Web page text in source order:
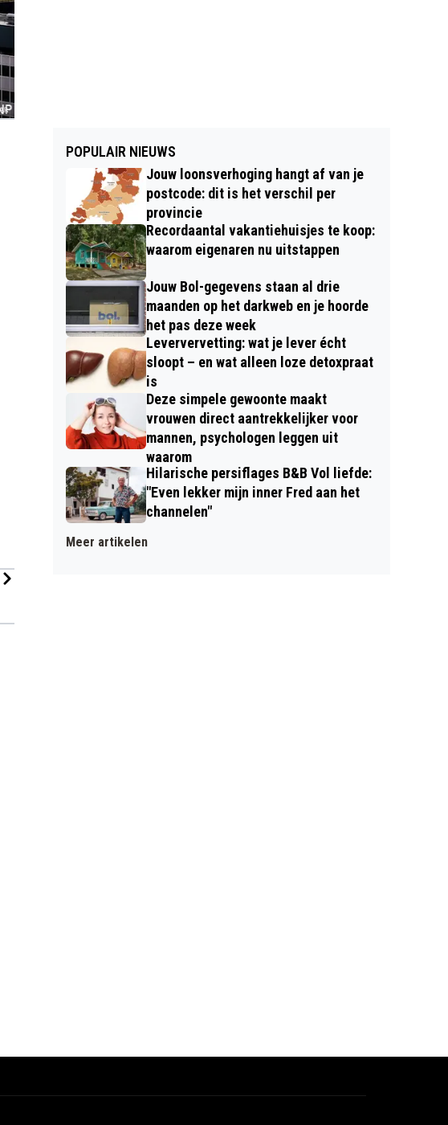
POPULAIR NIEUWS
Jouw loonsverhoging hangt af van je
postcode: dit is het verschil per
provincie
Recordaantal vakantiehuisjes te koop:
waarom eigenaren nu uitstappen
Jouw Bol-gegevens staan al drie
maanden op het darkweb en je hoorde
het pas deze week
Leververvetting: wat je lever écht
sloopt – en wat alleen loze detoxpraat
is
Deze simpele gewoonte maakt
vrouwen direct aantrekkelijker voor
mannen, psychologen leggen uit
waarom
Hilarische persiflages B&B Vol liefde:
"Even lekker mijn inner Fred aan het
channelen"
Meer artikelen